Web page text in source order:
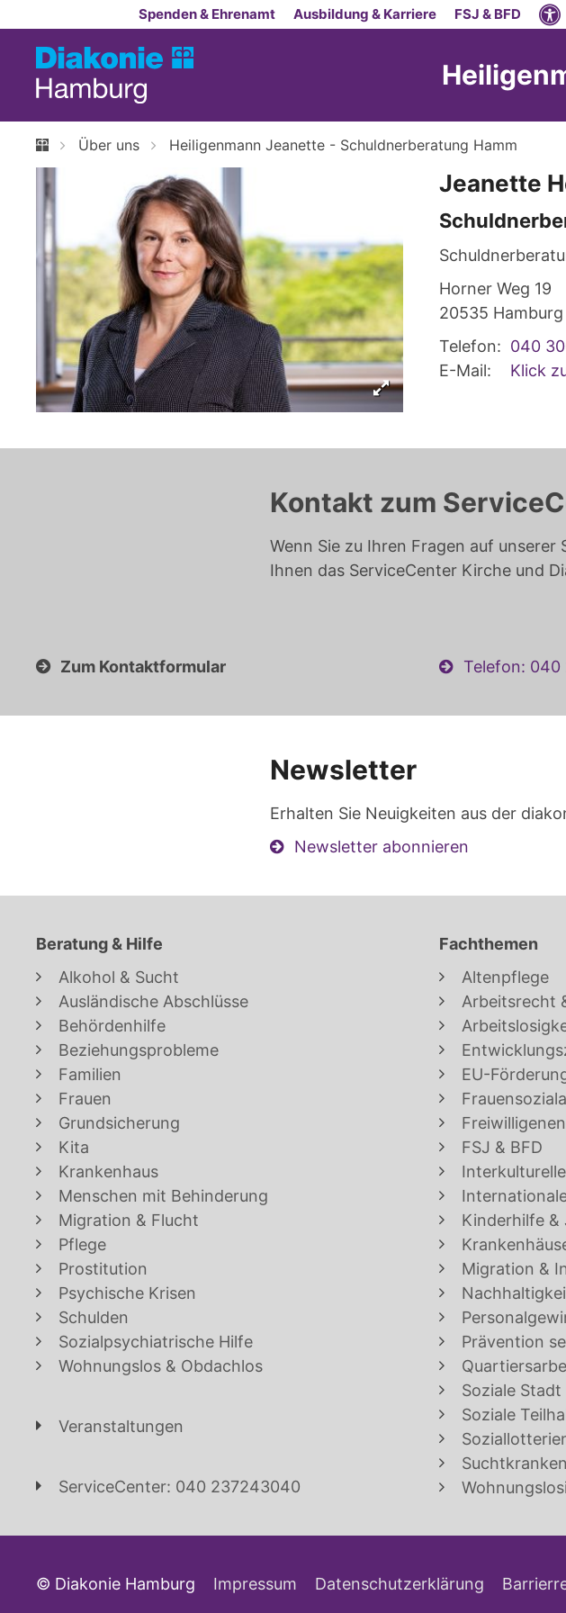
Zum Inhalt springenSpenden & Ehrenamt Ausbildung & Karriere FSJ & BFD
Über uns Heiligenmann Jeanette - Schuldnerberatung Hamm
Jeanette
Horner Weg 19
20535 Hamburg
Telefon: 040
E-Mail:
Klick
Kontakt zum
Wenn Sie zu Ihren Fragen auf
Ihnen das ServiceCenter Kirche und
Zum Kontaktformular Telefon:
Newsletter
Erhalten Sie Neuigkeiten aus der
Newsletter abonnieren
Beratung & Hilfe
Alkohol & Sucht
Ausländische Abschlüsse
Behördenhilfe
Beziehungsprobleme
Familien
Frauen
Grundsicherung
Kita
Krankenhaus
Menschen mit Behinderung
Migration & Flucht
Pflege
Prostitution
Psychische Krisen
Schulden
Sozialpsychiatrische Hilfe
Wohnungslos & Obdachlos
Veranstaltungen
ServiceCenter: 040 237243040
Fachthemen
Altenpflege
Arbeitsrecht
EU-
FSJ & BFD
Kinderhilfe &
Migration &
Prävention
Soziale
Soziale
© Diakonie Hamburg Impressum Datenschutzerklärung